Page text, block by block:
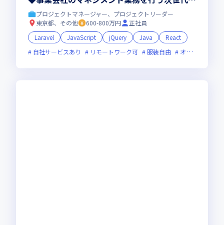
リーダー募集
プロジェクトマネージャー、プロジェクトリーダー
東京都、その他
600-800万円
正社員
Laravel
JavaScript jQuery Java
React
自社サービスあり
リモートワーク可 服装自由 オンライン選考可